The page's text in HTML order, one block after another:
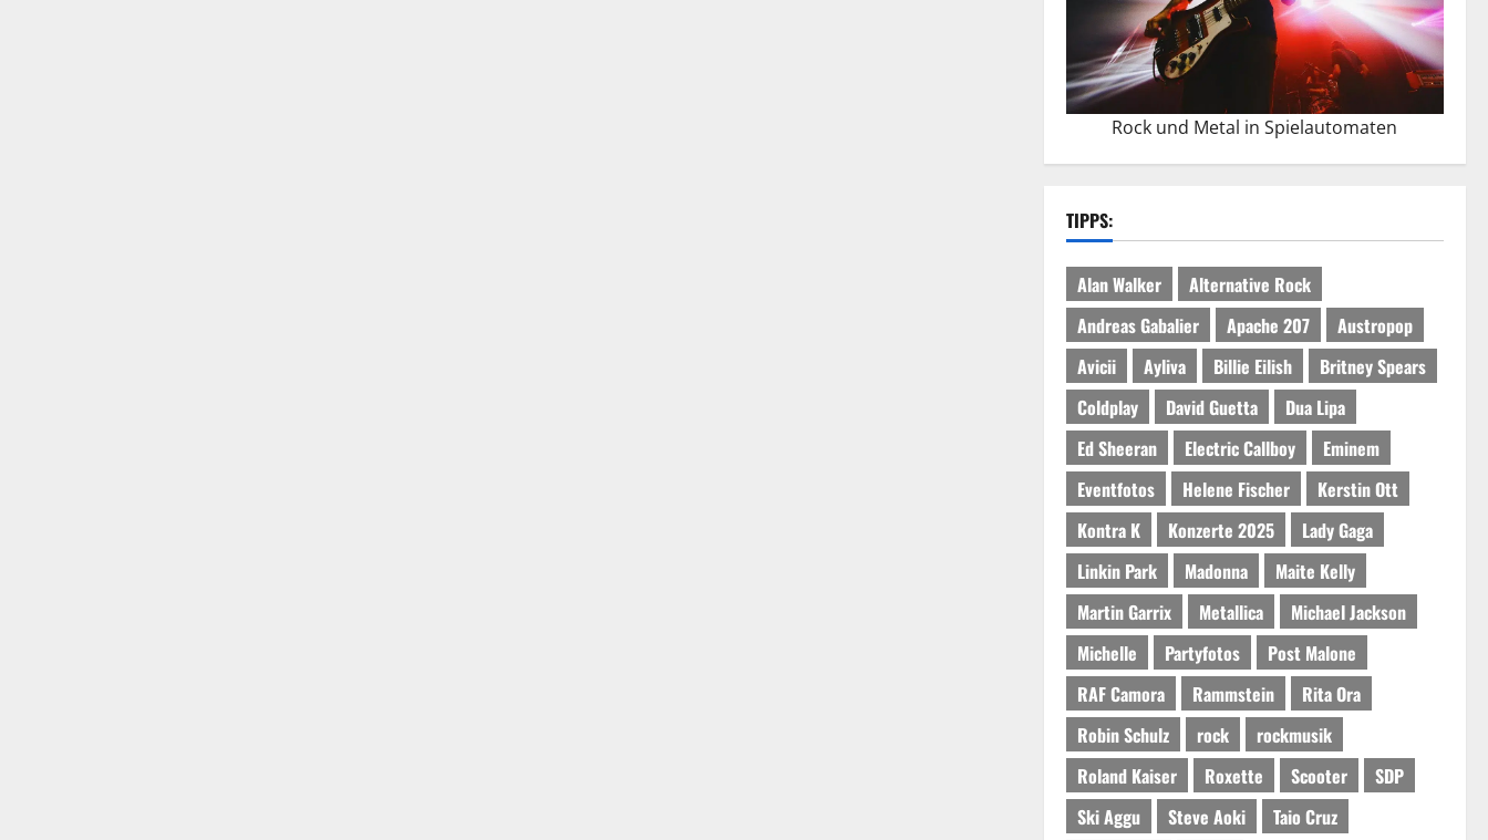
Rock und Metal in Spielautomaten
TIPPS:
Alan Walker
Alternative Rock
Andreas Gabalier
Apache 207
Austropop
Avicii
Ayliva Billie Eilish
Britney Spears
Coldplay
David Guetta
Dua Lipa
Ed Sheeran
Electric Callboy
Eminem
Eventfotos
Helene Fischer
Kerstin Ott
Kontra K
Konzerte 2025
Lady Gaga
Linkin Park
Madonna
Maite Kelly
Martin Garrix
Metallica
Michael Jackson
Michelle
Partyfotos
Post Malone
RAF Camora
Rammstein
Rita Ora
Robin Schulz
rock
rockmusik
Roland Kaiser
Roxette Scooter
SDP
Ski Aggu
Steve Aoki
Taio Cruz